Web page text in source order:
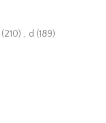
(210) , d (189)